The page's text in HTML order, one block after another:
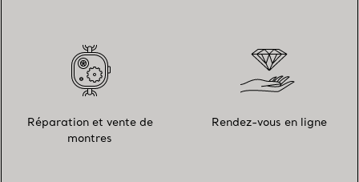
Réparation et vente de
montres
Rendez-vous en ligne